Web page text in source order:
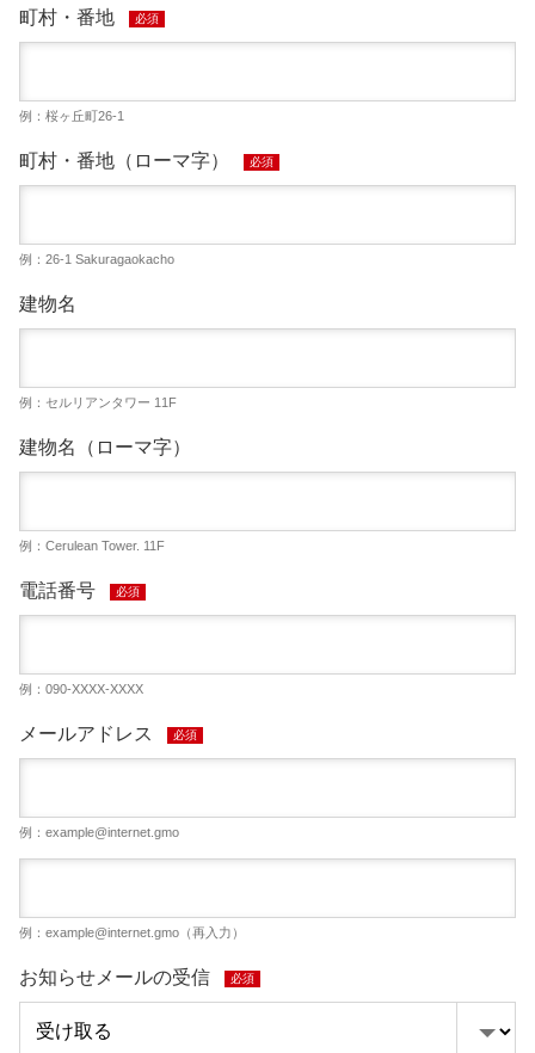
町村・番地 必須
例：桜ヶ丘町26-1
町村・番地（ローマ字） 必須
例：26-1 Sakuragaokacho
建物名
例：セルリアンタワー 11F
建物名（ローマ字）
例：Cerulean Tower. 11F
電話番号 必須
例：090-XXXX-XXXX
メールアドレス 必須
例： example@internet.gmo
例： example@internet.gmo （再入力）
お知らせメールの受信 必須